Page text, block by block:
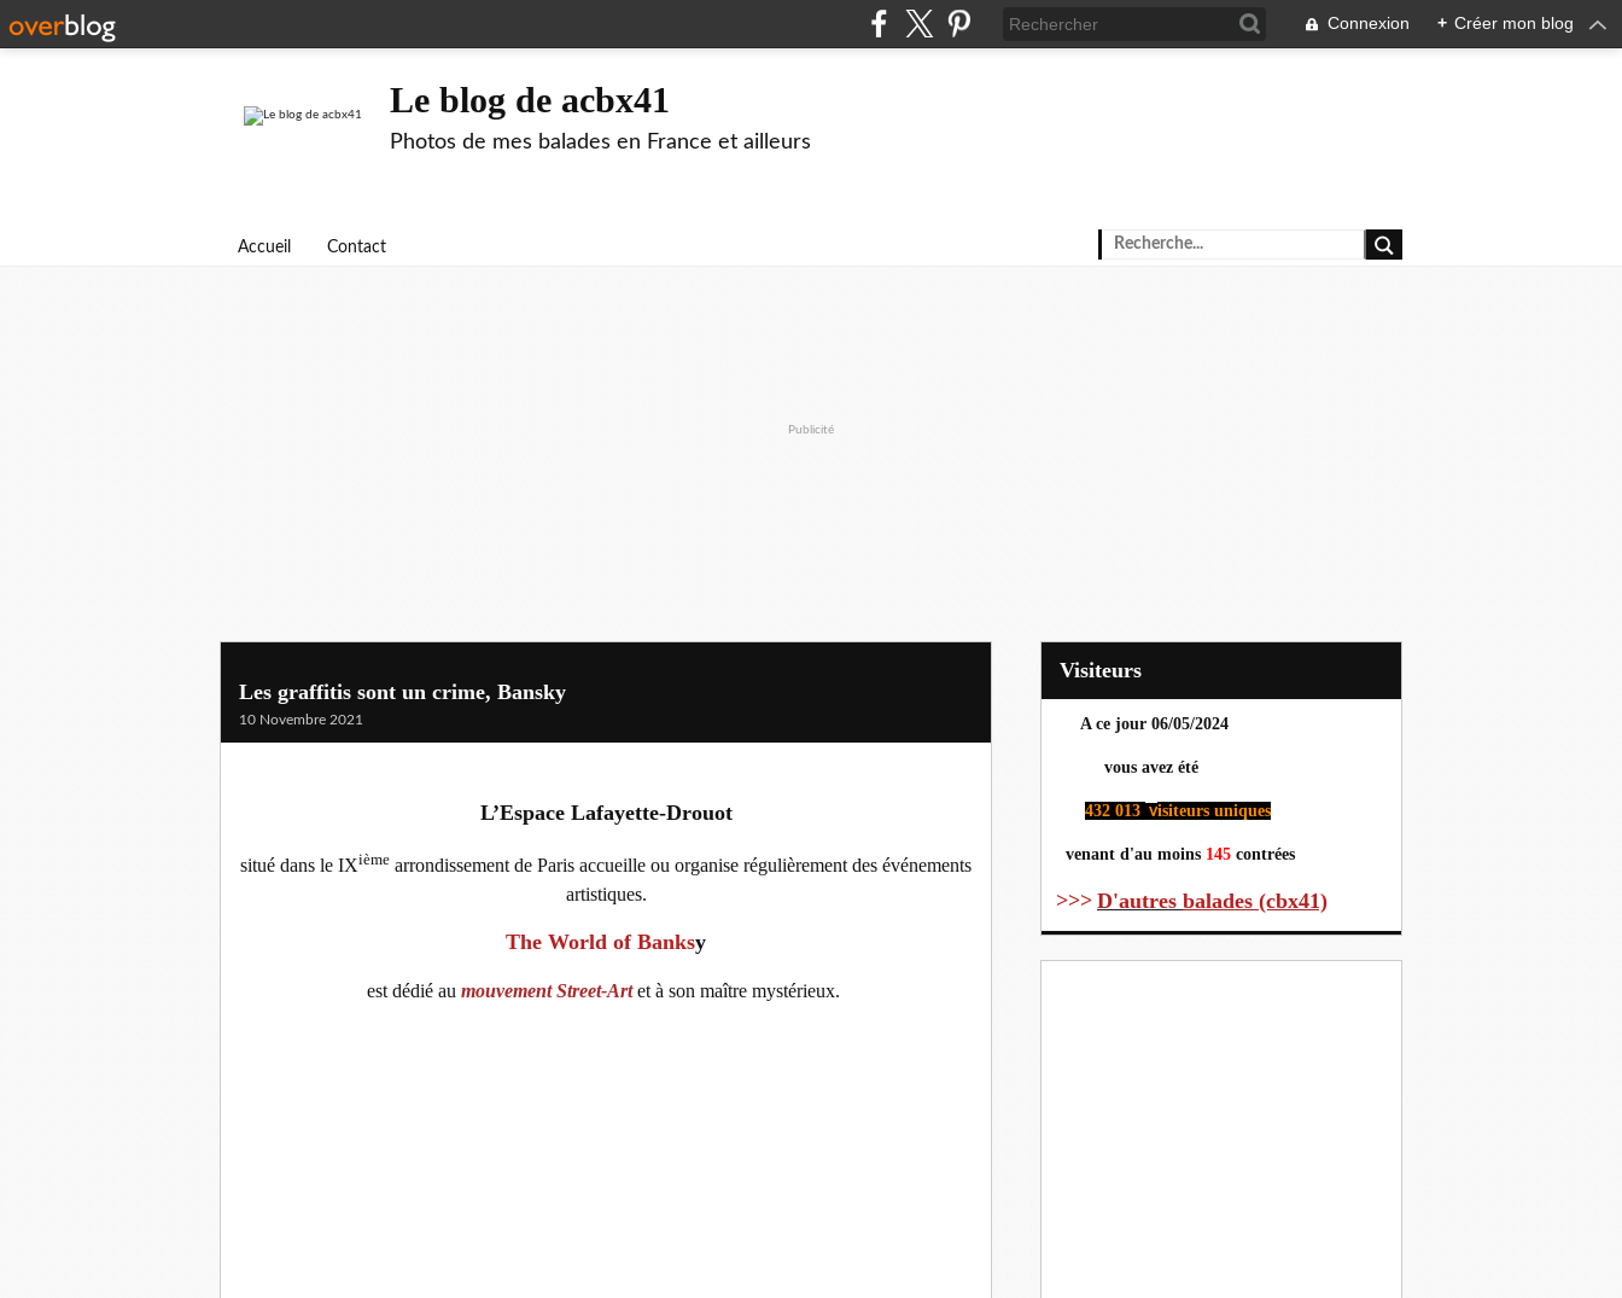
Connexion + Créer mon blog
Le blog de acbx41
Photos de mes balades en France et ailleurs
Accueil Contact
Publicité
Les graffitis sont un crime, Bansky
10 Novembre 2021
L’Espace Lafayette-Drouot
situé dans le IXième arrondissement de Paris accueille ou organise régulièrement des événements
artistiques.
The World of Banksy
est dédié au mouvement Street-Artet à son maître mystérieux.
Visiteurs
A ce jour 06/05/2024
vous avez été
432 013 visiteurs uniques
venant d'au moins 145 contrées
>>> D'autres balades (cbx41)